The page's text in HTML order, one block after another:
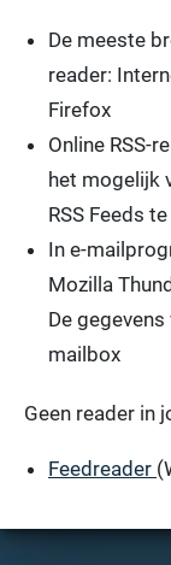
De meeste
reader:
Firefox
Online RSS-
het mogelijk
RSS Feeds
In e-
Mozilla
De
mailbox
Geen reader in
Feedreader